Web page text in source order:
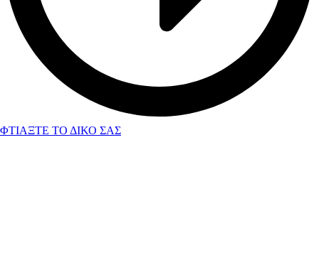
ΦΤΙΑΞΤΕ ΤΟ ΔΙΚΟ ΣΑΣ